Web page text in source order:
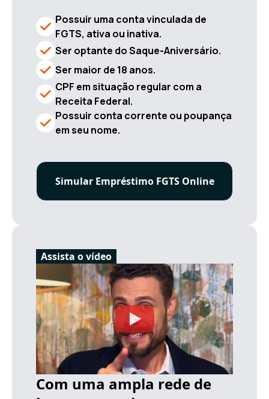
Possuir uma conta vinculada de
FGTS, ativa ou inativa.
Ser optante do Saque-Aniversário.
Ser maior de 18 anos.
CPF em situação regular com a
Receita Federal.
Possuir conta corrente ou poupança
em seu nome.
Simular Empréstimo FGTS Online
Assista o vídeo
Com uma ampla rede de